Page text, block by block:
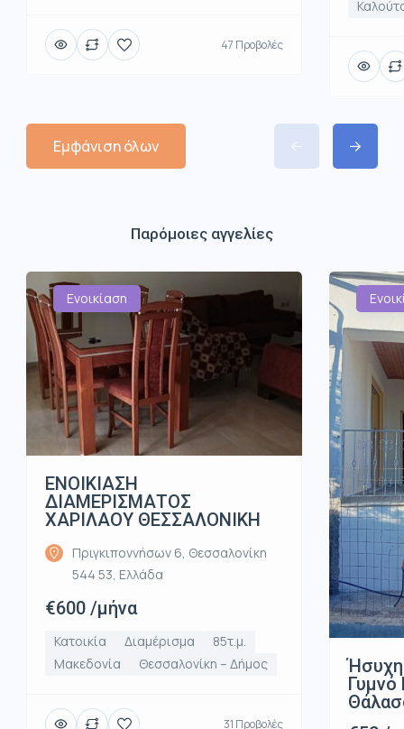
47 Προβολές
Εμφάνιση όλων
Παρόμοιες αγγελίες
Ενοικίαση
ΕΝΟΙΚΙΑΣΗ
ΔΙΑΜΕΡΙΣΜΑΤΟΣ
ΧΑΡΙΛΑΟΥ ΘΕΣΣΑΛΟΝΙΚΗ
Πριγκιποννήσων 6, Θεσσαλονίκη
544 53, Ελλάδα
€600 /μήνα
Κατοικία Διαμέρισμα
85τ.μ.
Μακεδονία
Θεσσαλονίκη – Δήμος
31 Προβολές
Γυμνό